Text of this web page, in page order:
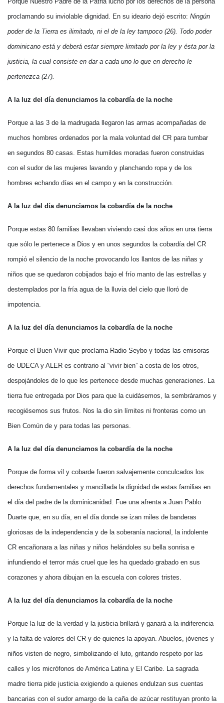
proclamando su inviolable dignidad. En su ideario dejó escrito: Ningún
poder de la Tierra es ilimitado, ni el de la ley tampoco (26). Todo poder
dominicano está y deberá estar siempre limitado por la ley y ésta por la
justicia, la cual consiste en dar a cada uno lo que en derecho le
pertenezca (27).
A la luz del día denunciamos la cobardía de la noche
Porque a las 3 de la madrugada llegaron las armas acompañadas de
muchos hombres ordenados por la mala voluntad del CR para tumbar
en segundos 80 casas. Estas humildes moradas fueron construidas
con el sudor de las mujeres lavando y planchando ropa y de los
hombres echando días en el campo y en la construcción.
A la luz del día denunciamos la cobardía de la noche
Porque estas 80 familias llevaban viviendo casi dos años en una tierra
que sólo le pertenece a Dios y en unos segundos la cobardía del CR
rompió el silencio de la noche provocando los llantos de las niñas y
niños que se quedaron cobijados bajo el frío manto de las estrellas y
destemplados por la fría agua de la lluvia del cielo que lloró de
impotencia.
A la luz del día denunciamos la cobardía de la noche
Porque el Buen Vivir que proclama Radio Seybo y todas las emisoras
de UDECA y ALER es contrario al “vivir bien” a costa de los otros,
despojándoles de lo que les pertenece desde muchas generaciones. La
tierra fue entregada por Dios para que la cuidásemos, la sembráramos y
recogiésemos sus frutos. Nos la dio sin límites ni fronteras como un
Bien Común de y para todas las personas.
A la luz del día denunciamos la cobardía de la noche
Porque de forma vil y cobarde fueron salvajemente conculcados los
derechos fundamentales y mancillada la dignidad de estas familias en
el día del padre de la dominicanidad. Fue una afrenta a Juan Pablo
Duarte que, en su día, en el día donde se izan miles de banderas
gloriosas de la independencia y de la soberanía nacional, la indolente
CR encañonara a las niñas y niños helándoles su bella sonrisa e
infundiendo el terror más cruel que les ha quedado grabado en sus
corazones y ahora dibujan en la escuela con colores tristes.
A la luz del día denunciamos la cobardía de la noche
Porque la luz de la verdad y la justicia brillará y ganará a la indiferencia
y la falta de valores del CR y de quienes la apoyan. Abuelos, jóvenes y
niños visten de negro, simbolizando el luto, gritando respeto por las
calles y los micrófonos de América Latina y El Caribe. La sagrada
madre tierra pide justicia exigiendo a quienes endulzan sus cuentas
bancarias con el sudor amargo de la caña de azúcar restituyan pronto la